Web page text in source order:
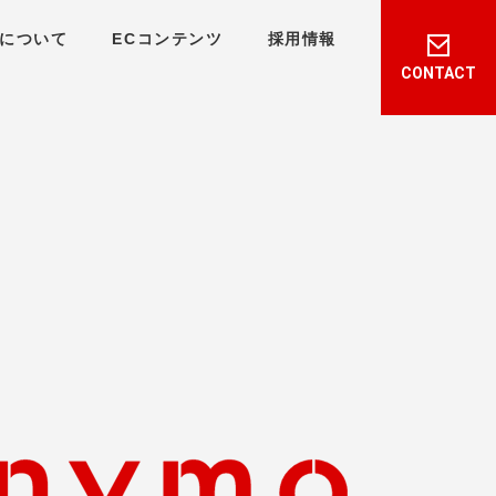
ついて ECコンテンツ 採用情報
CONTACT